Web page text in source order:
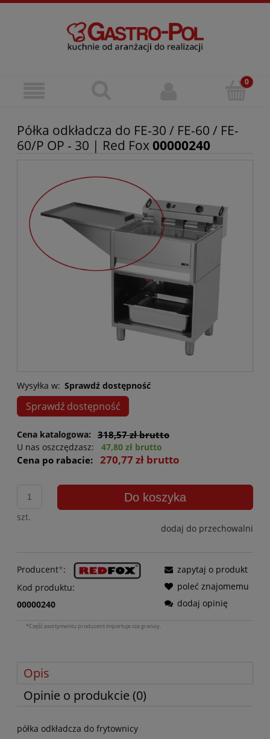
Półka odkładcza do FE-30 / FE-60 / FE-
60/P OP - 30 | Red Fox00000240
Wysyłka w: Sprawdź dostępność
Sprawdź dostępność
Cena katalogowa: 318,57 zł brutto
U nas oszczędzasz: 47,80 zł brutto
Cena po rabacie: 270,77 zł brutto
szt.
Do koszyka
dodaj do przechowalni
Producent*:
Kod produktu:
00000240
zapytaj o produkt
poleć znajomemu
dodaj opinię
*Część asortymentu producent importuje zza granicy.
Opis
Opinie o produkcie (0)
półka odkładcza do frytownicy